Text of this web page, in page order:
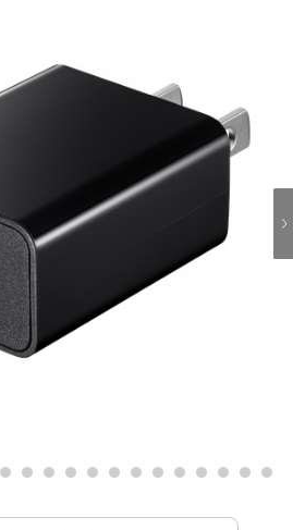
10 11 12 13 14 15 16 17 18 19 20